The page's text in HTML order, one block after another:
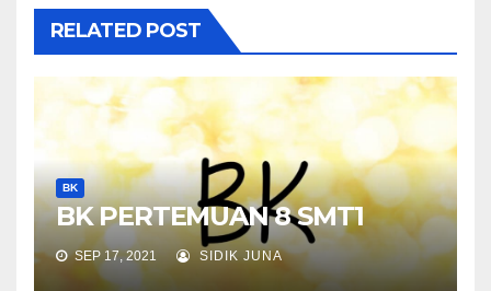
RELATED POST
BK
BK PERTEMUAN 8 SMT1
SEP 17, 2021 SIDIK JUNA